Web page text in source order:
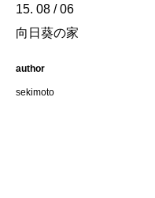
15. 08 / 06
向日葵の家
author
sekimoto